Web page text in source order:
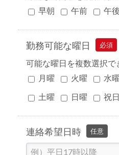
早朝
午前 午後
勤務可能な曜日 必須
可能な曜日を複数選択で
月曜
火曜 水曜
土曜 日曜 祝日
連絡希望日時 任意